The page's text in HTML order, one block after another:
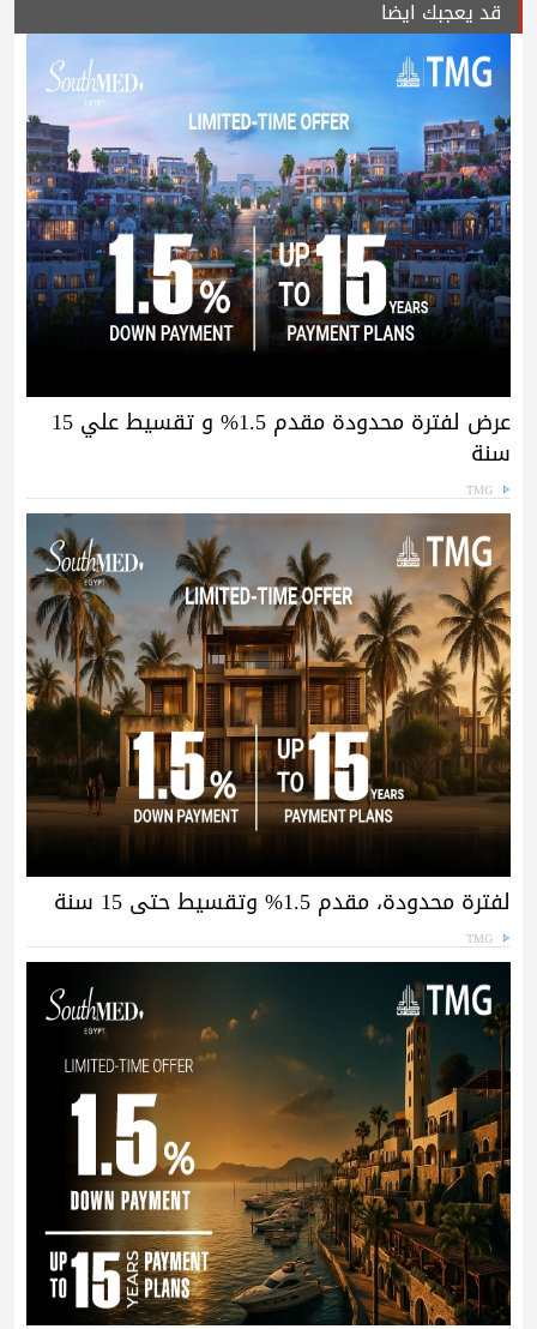
قد يعجبك ايضا
عرض لفترة محدودة مقدم 1.5% و تقسيط علي 15
سنة
TMG
لفترة محدودة، مقدم 1.5% وتقسيط حتى 15 سنة
TMG